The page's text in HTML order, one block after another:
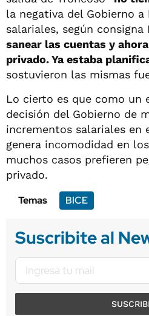
la negativa del Gobierno
salariales, según consigna
sanear las cuentas y
privado.Ya estaba
sostuvieron las mismas
Lo cierto es que como un
decisión del Gobierno de
incrementos salariales en
genera incomodidad en
muchos casos prefieren
privado.
Temas
BICE
Suscribite al